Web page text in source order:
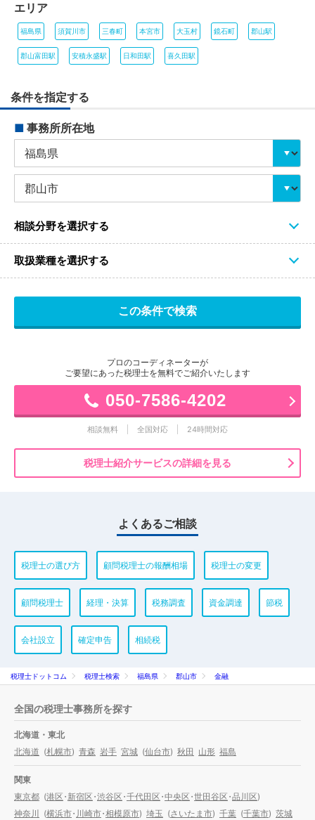
エリア
福島県 須賀川市 三春町 本宮市 大玉村 鏡石町 郡山駅
郡山富田駅 安積永盛駅 日和田駅 喜久田駅
条件を指定する
■ 事務所所在地
相談分野を選択する
取扱業種を選択する
プロのコーディネーターが
ご要望にあった税理士を無料でご紹介いたします
050-7586-4202
相談無料 全国対応 24時間対応
税理士紹介サービスの詳細を見る
よくあるご相談
税理士の選び方 顧問税理士の報酬相場 税理士の変更
顧問税理士 経理・決算 税務調査 資金調達 節税
会社設立 確定申告 相続税
税理士ドットコム 税理士検索 福島県 郡山市 金融
全国の税理士事務所を探す
北海道・東北
北海道 (札幌市) 青森 岩手 宮城 (仙台市) 秋田 山形 福島
関東
東京都 (港区・新宿区・渋谷区・千代田区・中央区・世田谷区・品川区)
神奈川
(横浜市・川崎市・相模原市) 埼玉 (さいたま市) 千葉 (千葉市) 茨城